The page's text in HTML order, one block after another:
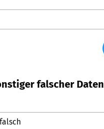
falscher Daten